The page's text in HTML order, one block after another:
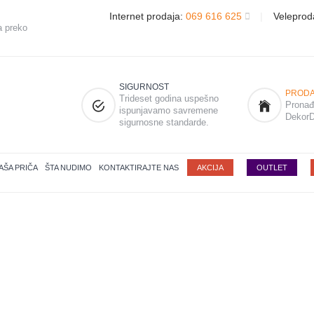
preko
Internet prodaja: 069 616 625
SIGURNOST
Trideset godina uspešno
ispunjavamo savremene
sigurnosne standarde.
PRIČA ŠTA NUDIMO KONTAKTIRAJTE NAS AKCIJA OUTLET